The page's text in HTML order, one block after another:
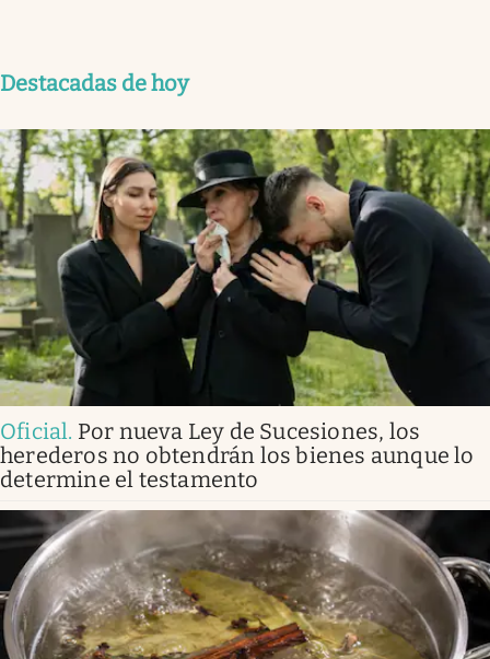
Destacadas de hoy
Oficial. Por nueva Ley de Sucesiones, los
herederos no obtendrán los bienes aunque lo
determine el testamento